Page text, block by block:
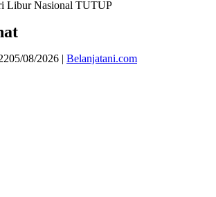
Libur Nasional TUTUP
08/2026 | Belanjatani.com